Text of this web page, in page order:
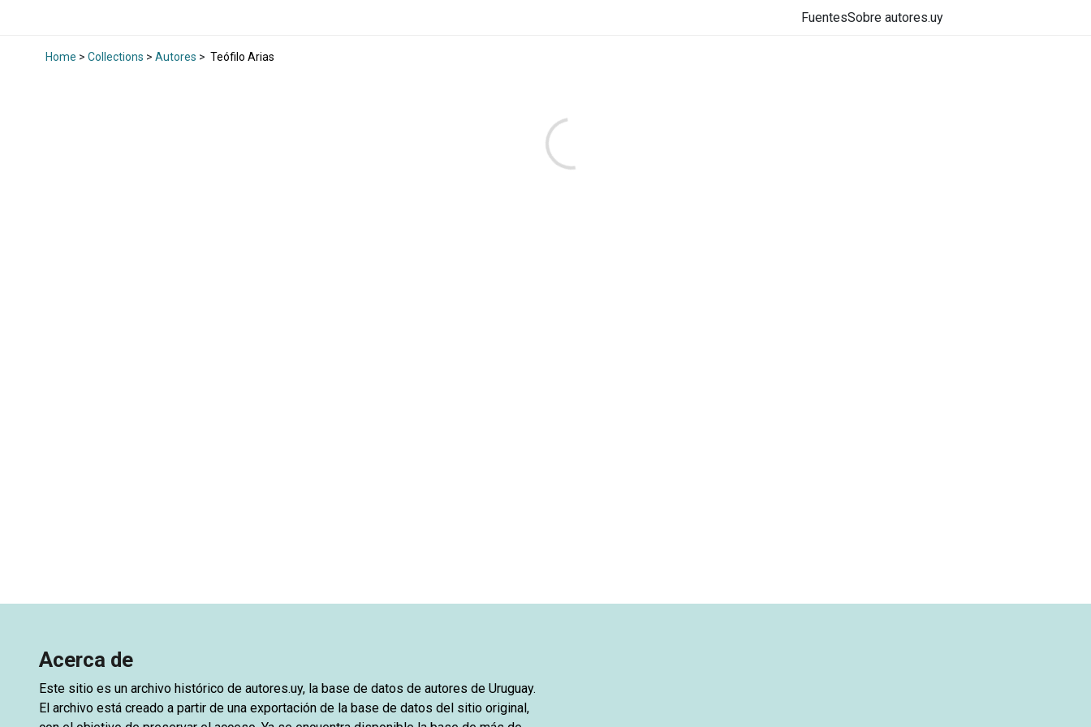
FuentesSobre autores.uy
Home > Collections > Autores > Teófilo Arias
Acerca de
Este sitio es un archivo histórico de autores.uy, la base de datos de autores de Uruguay.
El archivo está creado a partir de una exportación de la base de datos del sitio original,